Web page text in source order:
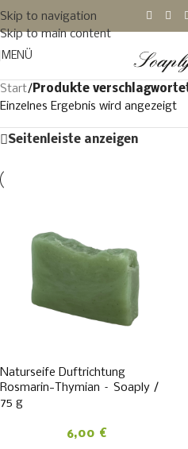
Skip to navigation
Skip to main content
MENÜ
Start/Produkte
Einzelnes Ergebnis wird angezeigt
Seitenleiste anzeigen
Naturseife Duftrichtung
Rosmarin-Thymian – Soaply /
75 g
6,00 €